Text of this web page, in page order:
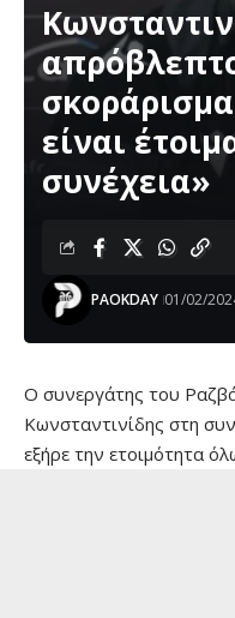
είναι
συνέχεια»
PAOKDAY 01/02/
O συνεργάτης του
Κωνσταντινίδης στη
εξήρε την ετοιμότητα